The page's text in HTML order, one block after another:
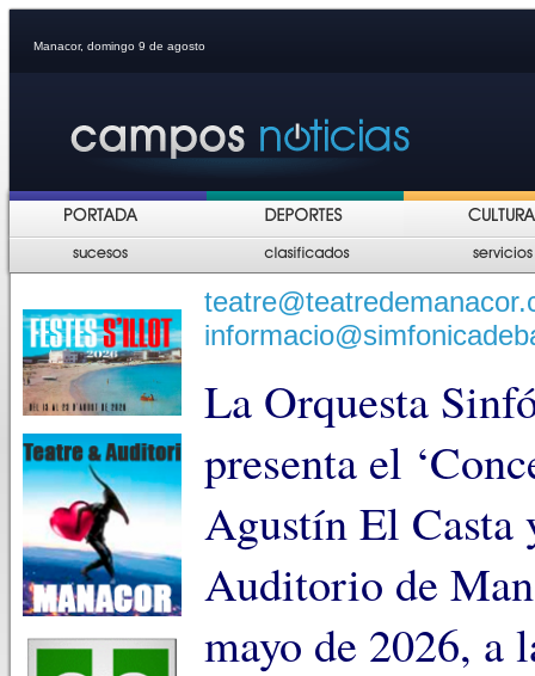
Manacor, domingo 9 de agosto
La Orquesta
presenta el
Agustín El Casta
Auditorio de
mayo de 2026, a